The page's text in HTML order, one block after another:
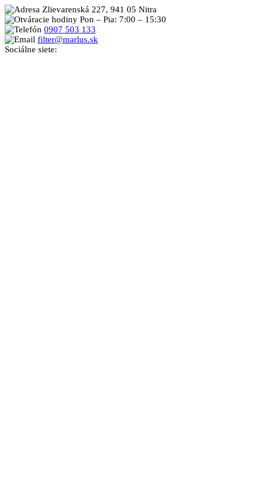
Zlievarenská 227, 941 05 Nitra
Pon – Pia: 7:00 – 15:30
0907 503 133
filter@marlus.sk
Sociálne siete: